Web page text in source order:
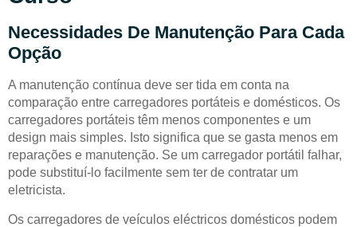
Necessidades De Manutenção Para Cada
Opção
A manutenção contínua deve ser tida em conta na
comparação entre carregadores portáteis e domésticos. Os
carregadores portáteis têm menos componentes e um
design mais simples. Isto significa que se gasta menos em
reparações e manutenção. Se um carregador portátil falhar,
pode substituí-lo facilmente sem ter de contratar um
eletricista.
Os carregadores de veículos eléctricos domésticos podem